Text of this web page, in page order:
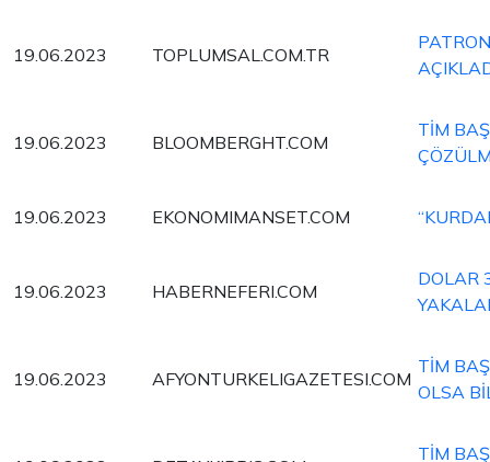
19.06.2023 TOPLUMSAL.COM.TR
19.06.2023 BLOOMBERGHT.COM
TİM
19.06.2023 EKONOMIMANSET.COM
19.06.2023 HABERNEFERI.COM
DOLAR
19.06.2023 AFYONTURKELIGAZETESI.COM
TİM
OLSA
TİM